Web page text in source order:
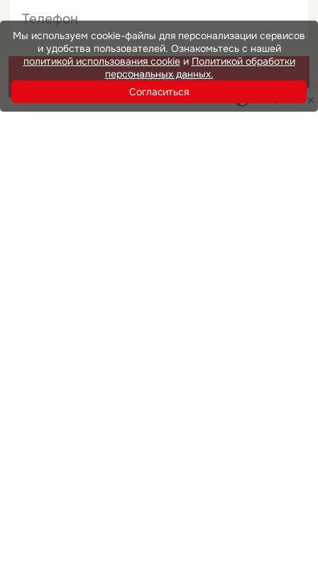
Это обязательное поле
Отправить
Нажимая на кнопку «Отправить», вы даете свое согласие
Мы используем cookie-файлы для персонализации сервисов
и удобства пользователей. Ознакомьтесь с нашей
политикой использования cookieи Политикой обработки
персональных данных.
Согласиться